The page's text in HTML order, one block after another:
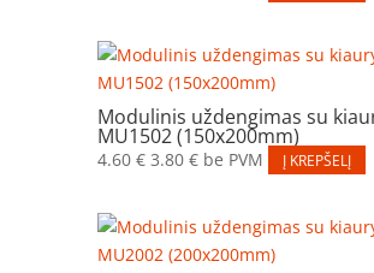
Modulinis uždengimas su
MU1502 (150x200mm)
4.60 € 3.80 €be PVM Į KREPŠELĮ